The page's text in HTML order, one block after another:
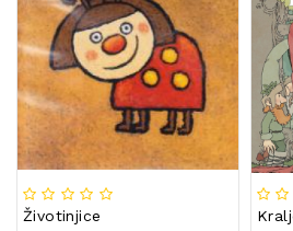
Životinjice